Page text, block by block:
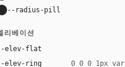
--radius-pill
리베이션
elev-flat
elev-ring 0 0 0 1px